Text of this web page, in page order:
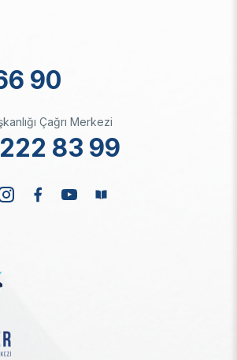
90
Çağrı Merkezi
83 99